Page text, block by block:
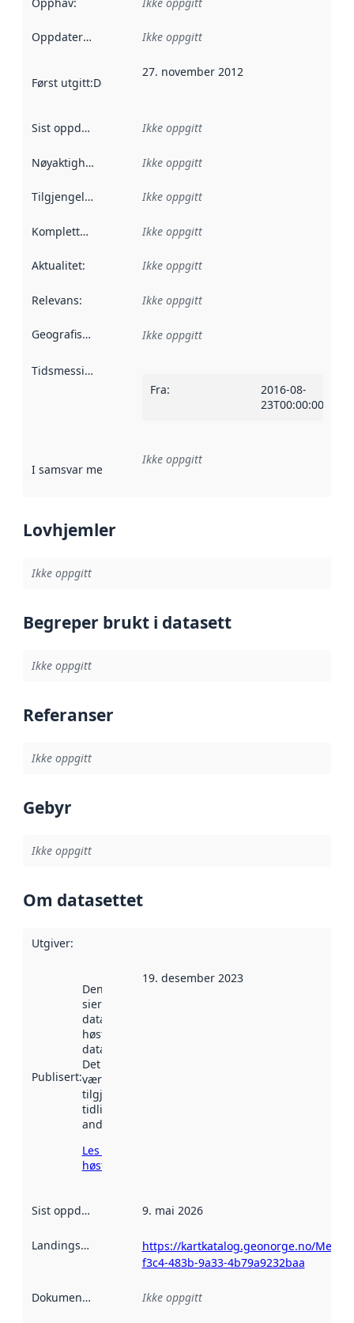
Oppdateringsfrekvens :
Ikke oppgitt
Først utgitt:Denne datoen sier når dataene i dette
27. november 2012
Sist oppdatert Ikke oppgitt
Nøyaktighet Ikke oppgitt
Tilgjengelighet Ikke oppgitt
Kompletthet Ikke oppgitt
Aktualitet: Ikke oppgitt
Relevans: Ikke oppgitt
Geografisk avgrensning :
Ikke oppgitt
Tidsmessig avgrensning
Fra:
2016-08-
23T00:00:00Z
I samsvar med Referanse til en implementasjonsregel
Ikke oppgitt
Lovhjemler
Ikke oppgitt
Begreper brukt i datasett
Ikke oppgitt
Referanser
Ikke oppgitt
Gebyr
Ikke oppgitt
Om datasettet
Utgiver:
Publisert:
Denne datoen
sier når
datasettet ble
høstet av
data.norge.no.
Det kan ha
vært
tilgjengelig
tidligere
andre steder.
Les mer om
høsting her
19. desember 2023
Sist oppdatert 9. mai 2026
Landingsside
https://kartkatalog.geonorge.no/
f3c4-483b-9a33-4b79a9232baa
Dokumentasjon Ikke oppgitt